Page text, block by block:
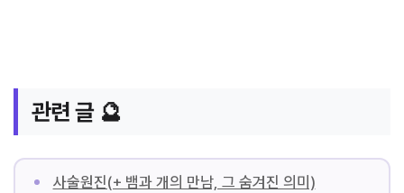
관련 글 🔮
사술원진(+ 뱀과 개의 만남, 그 숨겨진 의미)